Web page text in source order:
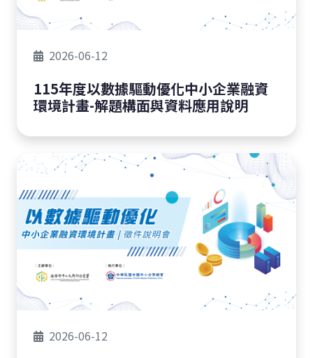
2026-06-12
115年度以數據驅動優化中小企業融資
環境計畫-解題構面與資料應用說明
2026-06-12